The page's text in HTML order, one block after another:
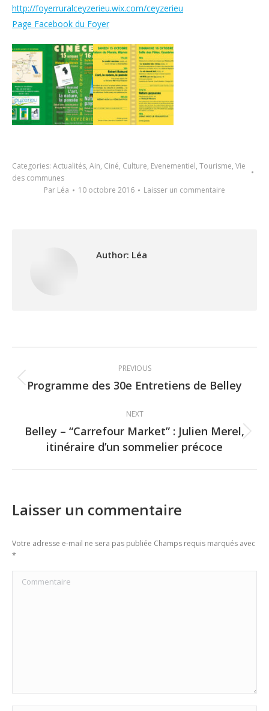
http://foyerruralceyzerieu.wix.com/ceyzerieu
Page Facebook du Foyer
Categories: Actualités, Ain, Ciné, Culture, Evenementiel, Tourisme, Vie
des communes
Par Léa 10 octobre 2016 Laisser un commentaire
Author: Léa
navigation
PREVIOUS
Previous
Programme des 30e Entretiens de Belley
NEXT
Next
post:
Belley – “Carrefour Market” : Julien Merel,
itinéraire d’un sommelier précoce
Laisser un commentaire
Votre adresse e-mail ne sera pas publiée Champs requis marqués avec
*
Commentaire